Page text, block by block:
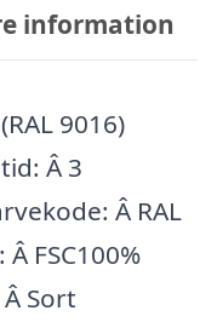
information
9016)
Â 3
Â RAL
FSC100%
Sort